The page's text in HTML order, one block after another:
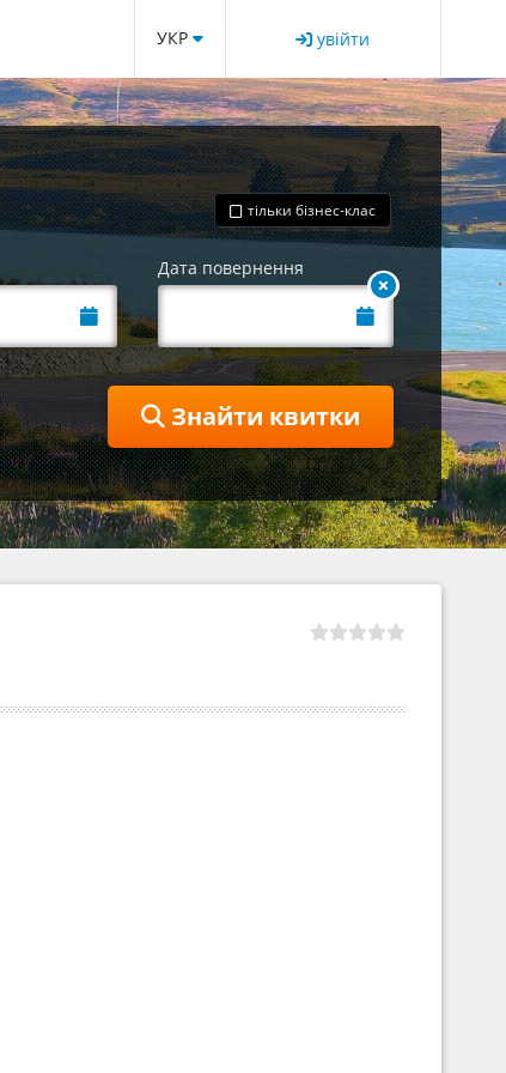
УКР увійти
тільки бізнес-клас
Дата повернення
Знайти квитки